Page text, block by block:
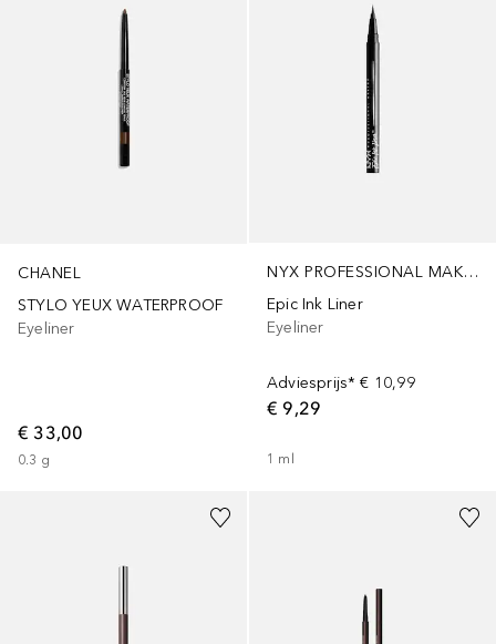
CHANEL
STYLO YEUX WATERPROOF
Eyeliner
€ 33,00
0.3 g
NYX PROFESSIONAL MAKEUP
Epic Ink Liner
Eyeliner
Adviesprijs* € 10,99
€ 9,29
1 ml